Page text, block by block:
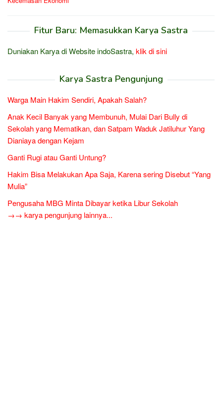
Fitur Baru: Memasukkan Karya Sastra
Duniakan Karya di Website indoSastra, klik di sini
Karya Sastra Pengunjung
Warga Main Hakim Sendiri, Apakah Salah?
Anak Kecil Banyak yang Membunuh, Mulai Dari Bully di
Sekolah yang Mematikan, dan Satpam Waduk Jatiluhur Yang
Dianiaya dengan Kejam
Ganti Rugi atau Ganti Untung?
Hakim Bisa Melakukan Apa Saja, Karena sering Disebut “Yang
Mulia”
Pengusaha MBG Minta Dibayar ketika Libur Sekolah
→→ karya pengunjung lainnya...